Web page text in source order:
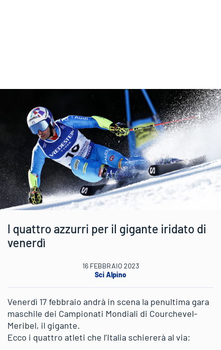
I quattro azzurri per il gigante iridato di
venerdì
16 FEBBRAIO 2023
Sci Alpino
Venerdì 17 febbraio andrà in scena la penultima gara
maschile dei Campionati Mondiali di Courchevel-
Meribel, il gigante.
Ecco i quattro atleti che l’Italia schiererà al via: